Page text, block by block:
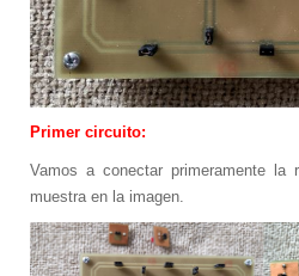
Kit Médico Básico para el Hogar
Promociones
Software
Softek Labsys
Sistema de Control de Comedores
Sistema de Control de Membresías
Sistema de Gestión de Visitantes
Control de ronda de guardias
Primer circuito:
Vamos a conectar primeramente
muestra en la imagen.